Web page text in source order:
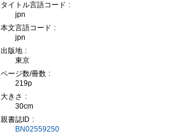
タイトル言語コード
jpn
本文言語コード
jpn
出版地
東京
ページ数/冊数
219p
大きさ
30cm
親書誌ID
BN02559250